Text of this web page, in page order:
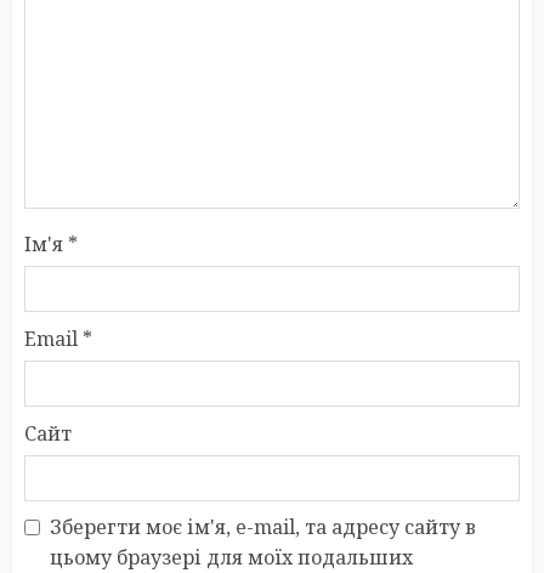
Ім'я *
Email *
Сайт
Зберегти моє ім'я, e-mail, та адресу сайту в
цьому браузері для моїх подальших